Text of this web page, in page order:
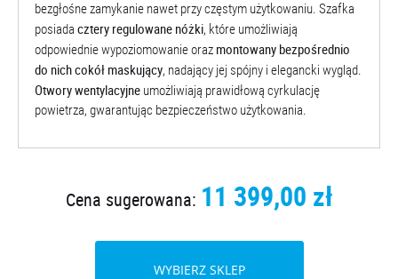
bezgłośne zamykanie nawet przy częstym użytkowaniu. Szafka
posiada cztery regulowane nóżki, które umożliwiają
odpowiednie wypoziomowanie oraz montowany bezpośrednio
do nich cokół maskujący, nadający jej spójny i elegancki wygląd.
Otwory wentylacyjne umożliwiają prawidłową cyrkulację
powietrza, gwarantując bezpieczeństwo użytkowania.
Cena sugerowana: 11 399,00 zł
WYBIERZ SKLEP